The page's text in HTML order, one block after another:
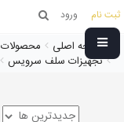
ثبت نام ورود
صفحه اصلی محصولات
تجهیزات سلف سرویس